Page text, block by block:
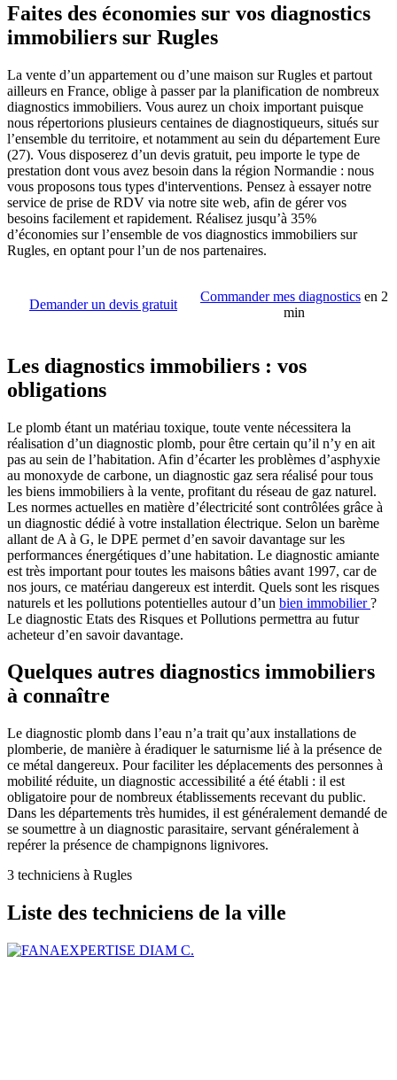
Faites des économies sur vos diagnostics
immobiliers sur Rugles
La vente d’un appartement ou d’une maison sur Rugles et partout
ailleurs en France, oblige à passer par la planification de nombreux
diagnostics immobiliers. Vous aurez un choix important puisque
nous répertorions plusieurs centaines de diagnostiqueurs, situés sur
l’ensemble du territoire, et notamment au sein du département Eure
(27). Vous disposerez d’un devis gratuit, peu importe le type de
prestation dont vous avez besoin dans la région Normandie : nous
vous proposons tous types d'interventions. Pensez à essayer notre
service de prise de RDV via notre site web, afin de gérer vos
besoins facilement et rapidement. Réalisez jusqu’à 35%
d’économies sur l’ensemble de vos diagnostics immobiliers sur
Rugles, en optant pour l’un de nos partenaires.
Demander un devis gratuit
Commander mes diagnostics en 2
min
Les diagnostics immobiliers : vos
obligations
Le plomb étant un matériau toxique, toute vente nécessitera la
réalisation d’un diagnostic plomb, pour être certain qu’il n’y en ait
pas au sein de l’habitation. Afin d’écarter les problèmes d’asphyxie
au monoxyde de carbone, un diagnostic gaz sera réalisé pour tous
les biens immobiliers à la vente, profitant du réseau de gaz naturel.
Les normes actuelles en matière d’électricité sont contrôlées grâce à
un diagnostic dédié à votre installation électrique. Selon un barème
allant de A à G, le DPE permet d’en savoir davantage sur les
performances énergétiques d’une habitation. Le diagnostic amiante
est très important pour toutes les maisons bâties avant 1997, car de
nos jours, ce matériau dangereux est interdit. Quels sont les risques
naturels et les pollutions potentielles autour d’un bien immobilier?
Le diagnostic Etats des Risques et Pollutions permettra au futur
acheteur d’en savoir davantage.
Quelques autres diagnostics immobiliers
à connaître
Le diagnostic plomb dans l’eau n’a trait qu’aux installations de
plomberie, de manière à éradiquer le saturnisme lié à la présence de
ce métal dangereux. Pour faciliter les déplacements des personnes à
mobilité réduite, un diagnostic accessibilité a été établi : il est
obligatoire pour de nombreux établissements recevant du public.
Dans les départements très humides, il est généralement demandé de
se soumettre à un diagnostic parasitaire, servant généralement à
repérer la présence de champignons lignivores.
3 techniciens à Rugles
Liste des techniciens de la ville
DIAM C.